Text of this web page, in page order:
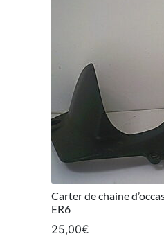
Carter de chaine
ER6
25,00€